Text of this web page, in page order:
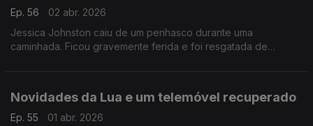
Ep. 56
02 abr. 2026
Jessica Johnston caiu de um penhasco durante uma
caminhada. Ficou gravemente ferida e foi resgatada de
Novidades da Lua e um telemóvel recuperado
Ep. 55
01 abr. 2026